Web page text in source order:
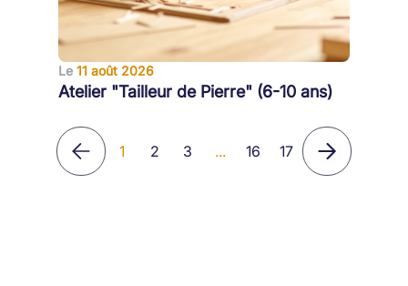
Le 11 août 2026
Atelier "Tailleur de Pierre" (6-10 ans)
1 2 3 ... 16 17